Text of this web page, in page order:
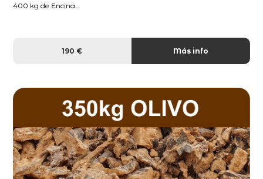
400 kg de Encina...
190 € Más info